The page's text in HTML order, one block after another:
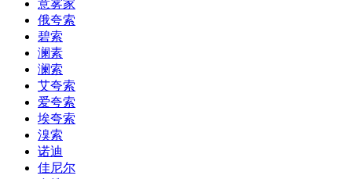
意雾家
俄夸索
碧索
澜素
澜索
艾夸索
爱夸索
埃夸索
溴索
诺迪
佳尼尔